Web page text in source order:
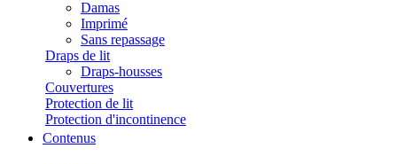
Damas
Imprimé
Sans repassage
Draps de lit
Draps-housses
Couvertures
Protection de lit
Protection d'incontinence
Contenus